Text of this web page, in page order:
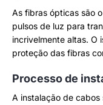
As fibras ópticas são
pulsos de luz para
incrivelmente altas. O
proteção das fibras
Processo de
A instalação de